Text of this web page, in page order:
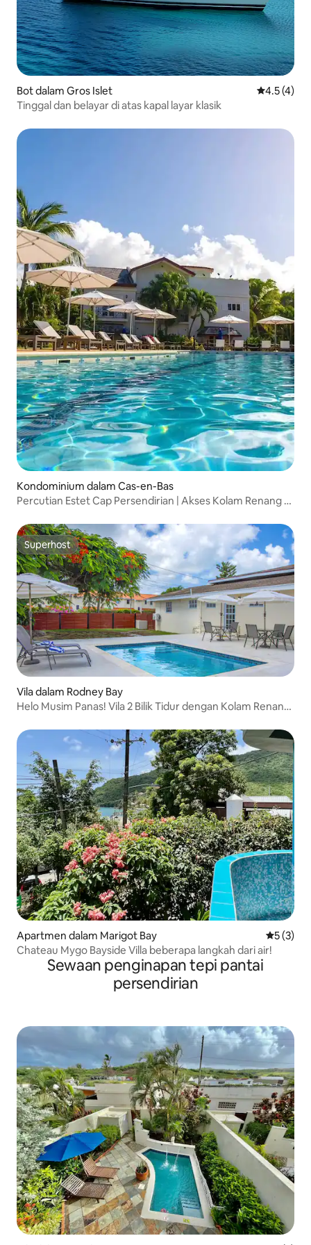
Bot dalam Gros Islet Penarafan
4.5 (4)
Tinggal dan belayar di atas kapal layar klasik
Kondominium dalam Cas-en-Bas
Percutian Estet Cap Persendirian | Akses Kolam Renang &
Superhost
Superhost
Vila dalam Rodney Bay
Helo Musim Panas! Vila 2 Bilik Tidur dengan Kolam Renang
Apartmen dalam Marigot Bay
5 (3)
Chateau Mygo Bayside Villa beberapa langkah dari air!
Sewaan penginapan tepi pantai
persendirian